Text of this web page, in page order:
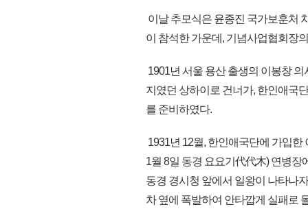
이날 추모식은 윤종진 국가보훈처
이 참석한 가운데, 기념사업협회장
1901년 서울 용산 출생의 이봉창
지였던 상하이로 건너가, 한인애국
를 준비하였다.
1931년 12월, 한인애국단에 가입
1월 8일 동경 요요기代代木) 연병
동경 경시청 앞에서 일왕이 나타나
차 옆에 폭발하여 안타깝게 실패로